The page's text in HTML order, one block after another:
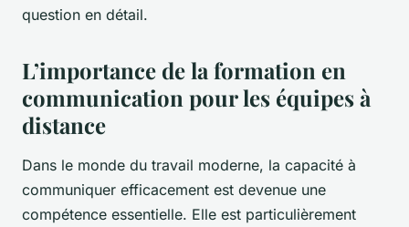
question en détail.
L’importance de la formation en
communication pour les équipes à
distance
Dans le monde du travail moderne, la capacité à
communiquer efficacement est devenue une
compétence essentielle. Elle est particulièrement